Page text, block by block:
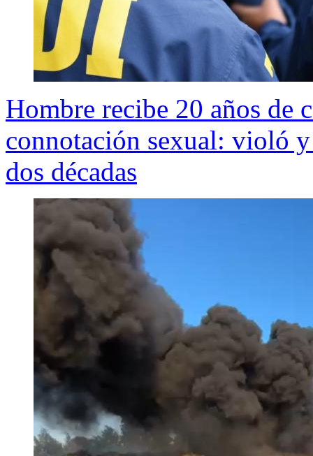
Hombre recibe 20 años de
connotación sexual: violó y
dos décadas